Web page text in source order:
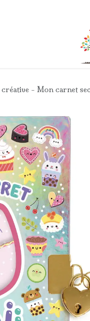
- Mon carnet